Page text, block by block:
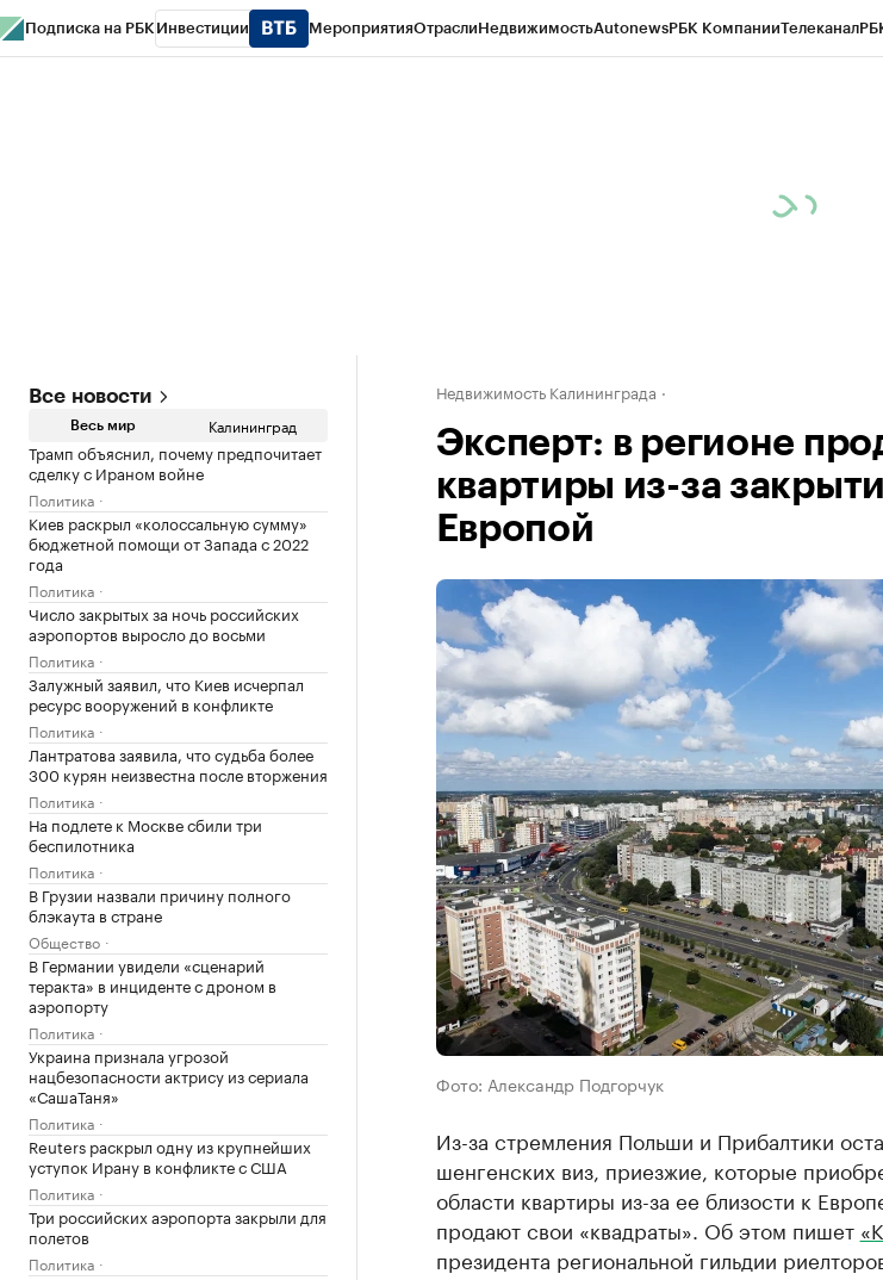
Подписка на РБК Инвестиции МероприятияОтраслиНедвижимостьAutonewsРБК КомпанииТелеканал
Все новости
Весь мир Калининград
Трамп объяснил, почему предпочитает
сделку с Ираном войне
Политика
Киев раскрыл «колоссальную сумму»
бюджетной помощи от Запада с 2022
года
Политика
Число закрытых за ночь российских
аэропортов выросло до восьми
Политика
Залужный заявил, что Киев исчерпал
ресурс вооружений в конфликте
Политика
Лантратова заявила, что судьба более
300 курян неизвестна после вторжения
Политика
На подлете к Москве сбили три
беспилотника
Политика
В Грузии назвали причину полного
блэкаута в стране
Общество
В Германии увидели «сценарий
теракта» в инциденте с дроном в
аэропорту
Политика
Украина признала угрозой
нацбезопасности актрису из сериала
«СашаТаня»
Политика
Reuters раскрыл одну из крупнейших
уступок Ирану в конфликте с США
Политика
Три российских аэропорта закрыли для
полетов
Политика
Недвижимость Калининграда
Эксперт: в регионе
квартиры из-за
Европой
Фото: Александр Подгорчук
Из-за стремления Польши и Прибалтики
шенгенских виз, приезжие, которые
области квартиры из-за ее близости к
продают свои «квадраты». Об этом пишет
президента региональной гильдии